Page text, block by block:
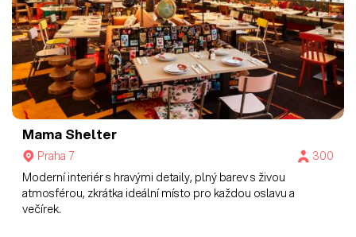
Mama Shelter
Praha 7
300
Moderní interiér s hravými detaily, plný barev s živou
atmosférou, zkrátka ideální místo pro každou oslavu a
večírek.